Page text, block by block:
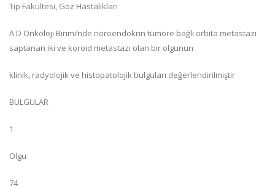
Tıp Fakültesi, Göz Hastalıkları
A D Onkoloji Birimi’nde nöroendokrin tümöre bağlı orbita metastazı
saptanan iki ve koroid metastazı olan bir olgunun
klinik, radyolojik ve histopatolojik bulguları değerlendirilmiştir
BULGULAR
1
Olgu
74